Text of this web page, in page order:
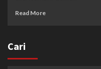
Read More
Cari